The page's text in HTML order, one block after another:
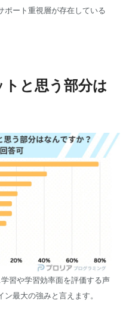
ポート重視層が存在している
と思う部分は
習や学習効率面を評価する声
最大の強みと言えます。